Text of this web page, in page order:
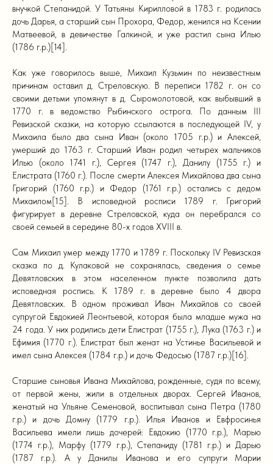
внучкой Степанидой. У Татьяны Кирилловой в 1783 г. родилась
дочь Дарья, а старший сын Прохора, Федор, женился на Ксении
Матвеевой, в девичестве Галкиной, и уже растил сына Илью
(1786 г.р.)[14].
Как уже говорилось выше, Михаил Кузьмин по неизвестным
причинам оставил д. Стреловскую. В переписи 1782 г. он со
своими детьми упомянут в д. Сыромолотовой, как выбывший в
1770 г. в ведомство Рыбинского острога. По данным III
Ревизской сказки, на которую ссылаются в последующей IV, у
Михаила было два сына Иван (около 1705 г.р.) и Алексей,
умерший до 1763 г. Старший Иван родил четырех мальчиков
Илью (около 1741 г.), Сергея (1747 г.), Данилу (1755 г.) и
Елистрата (1760 г.). После смерти Алексея Михайлова два сына
Григорий (1760 г.р.) и Федор (1761 г.р.) остались с дедом
Михаилом[15]. В исповедной росписи 1789 г. Григорий
фигурирует в деревне Стреловской, куда он перебрался со
своей семьей в середине 80-х годов XVIII в.
Сам Михаил умер между 1770 и 1789 г. Поскольку IV Ревизская
сказка по д. Кулаковой не сохранялась, сведения о семье
Девятловских в этом населенном пункте позволила дать
исповедная роспись. К 1789 г. в деревне было 4 двора
Девятловских. В одном проживал Иван Михайлов со своей
супругой Евдокией Леонтьевой, которая была младше мужа на
24 года. У них родились дети Елистрат (1755 г.), Лука (1763 г.) и
Ефимия (1770 г.). Елистрат был женат на Устинье Васильевой и
имел сына Алексея (1784 г.р.) и дочь Федосью (1787 г.р.)[16].
Старшие сыновья Ивана Михайлова, рожденные, судя по всему,
от первой жены, жили в отдельных дворах. Сергей Иванов,
женатый на Ульяне Семеновой, воспитывал сына Петра (1780
г.р.) и дочь Домну (1779 г.р.). Илья Иванов и Евфросинья
Васильева имели лишь дочерей: Евдокию (1770 г.р.), Марью
(1774 г.р.), Марфу (1779 г.р.), Степаниду (1781 г.р.) и Дарью
(1787 г.р.). А у Данилы Иванова и его супруги Марии